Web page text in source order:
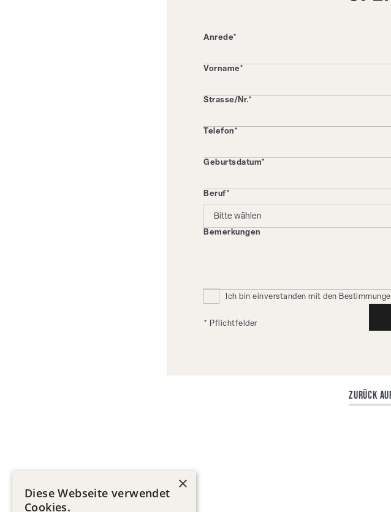
Anrede*
Vorname*
Strasse/Nr.*
Telefon*
Geburtsdatum*
Beruf*
Bemerkungen
Ich bin einverstanden mit den
* Pflichtfelder
Zurück
×
Diese Webseite verwendet
Cookies.